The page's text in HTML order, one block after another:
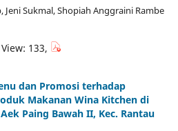
Jeni Sukmal, Shopiah Anggraini Rambe
133,
dan Promosi terhadap
Makanan Wina Kitchen di
Paing Bawah II, Kec. Rantau